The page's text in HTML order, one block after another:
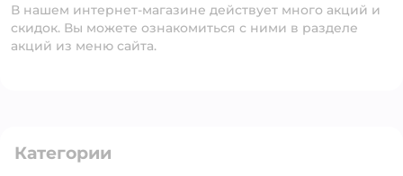
В нашем интернет-магазине действует много акций и
скидок. Вы можете ознакомиться с ними в разделе
акций из меню сайта.
Категории